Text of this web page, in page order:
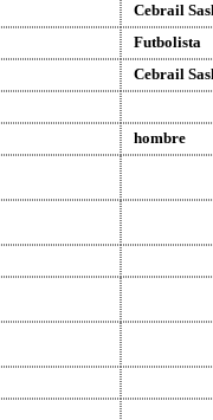
Cebrail
Futbolista
Cebrail
hombre